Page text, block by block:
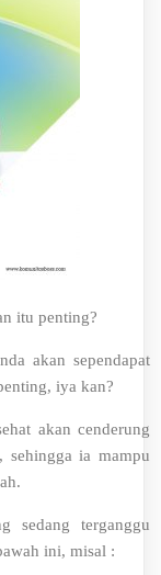
itu penting?
akan sependapat
iya kan?
akan cenderung
sehingga ia mampu
sedang terganggu
ini, misal :